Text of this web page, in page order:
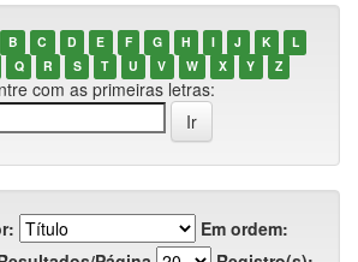
B C D E F G H I J K
L
Q R S T U V W X Y Z
com as primeiras letras:
Em ordem: